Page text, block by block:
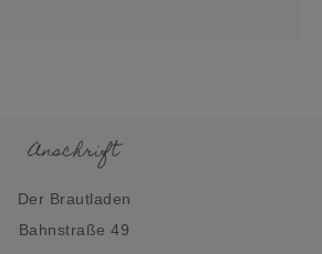
Anschrift
Der Brautladen
Bahnstraße 49